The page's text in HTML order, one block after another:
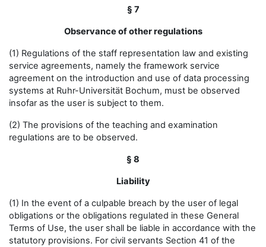
§ 7
Observance of other regulations
(1) Regulations of the staff representation law and existing
service agreements, namely the framework service
agreement on the introduction and use of data processing
systems at Ruhr-Universität Bochum, must be observed
insofar as the user is subject to them.
(2) The provisions of the teaching and examination
regulations are to be observed.
§ 8
Liability
(1) In the event of a culpable breach by the user of legal
obligations or the obligations regulated in these General
Terms of Use, the user shall be liable in accordance with the
statutory provisions. For civil servants Section 41 of the